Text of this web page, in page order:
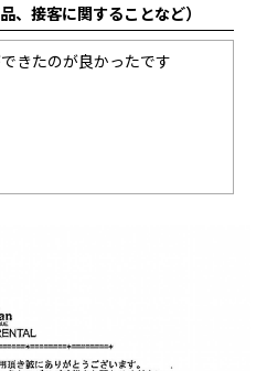
、接客に関することなど）
きたのが良かったです